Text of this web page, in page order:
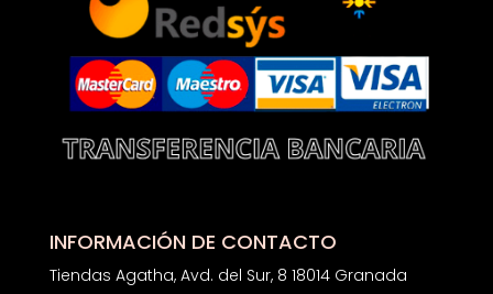
INFORMACIÓN DE CONTACTO
Tiendas Agatha, Avd. del Sur, 8 18014 Granada